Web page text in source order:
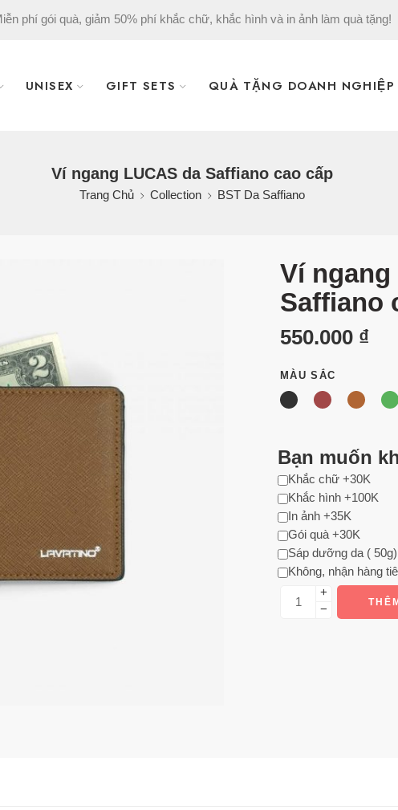
phí gói quà, giảm 50% phí khắc chữ, khắc hình và in ảnh làm quà tặng!
UNISEX GIFT SETS QUÀ TẶNG DOANH NGHIỆP
Ví ngang LUCAS da Saffiano cao cấp
Trang Chủ Collection BST Da Saffiano
Ví ngang
Saffiano
550.000 ₫
MÀU SẮC
Bạn muốn
Khắc chữ +30K
Khắc hình +100K
In ảnh +35K
Gói quà +30K
Sáp dưỡng da (
Không, nhận hàng
+
−